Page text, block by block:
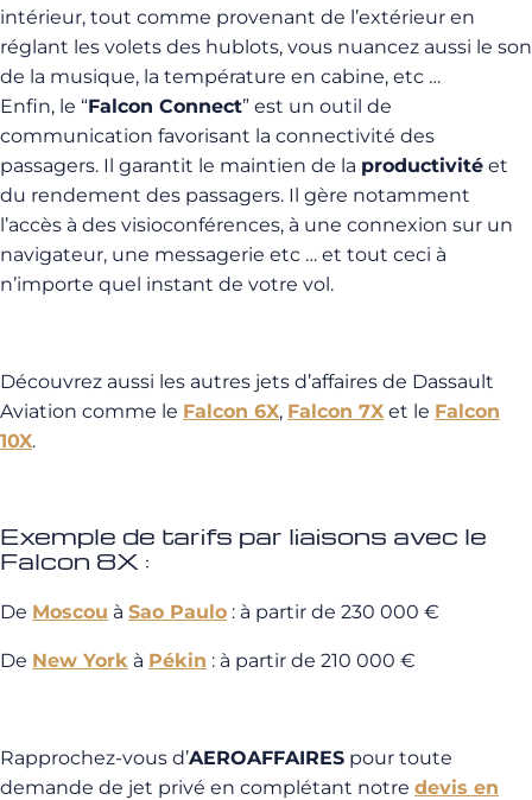
intérieur, tout comme provenant de l’extérieur en
réglant les volets des hublots, vous nuancez aussi le son
de la musique, la température en cabine, etc …
Enfin, le “Falcon Connect” est un outil de
communication favorisant la connectivité des
passagers. Il garantit le maintien de la productivité et
du rendement des passagers. Il gère notamment
l’accès à des visioconférences, à une connexion sur un
navigateur, une messagerie etc … et tout ceci à
n’importe quel instant de votre vol.
Découvrez aussi les autres jets d’affaires de Dassault
Aviation comme le Falcon 6X, Falcon 7X et le Falcon
10X.
Exemple de tarifs par liaisons avec le
Falcon 8X :
De Moscou à Sao Paulo : à partir de 230 000 €
De New York à Pékin : à partir de 210 000 €
Rapprochez-vous d’AEROAFFAIRES pour toute
demande de jet privé en complétant notre devis en